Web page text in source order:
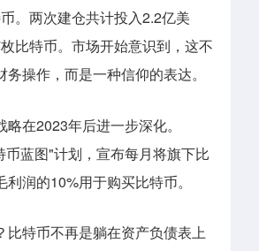
。两次建仓共计投入2.2亿美
枚比特币。市场开始意识到，这不
务操作，而是一种信仰的表达。
略在2023年后进一步深化。
币蓝图"计划，宣布每月将旗下比
利润的10%用于购买比特币。
比特币不再是躺在资产负债表上